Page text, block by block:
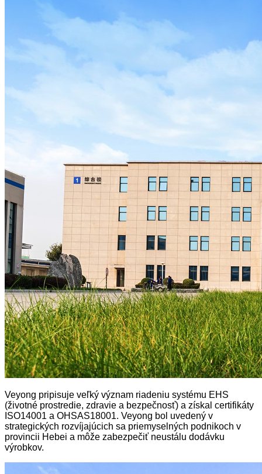
Veyong pripisuje veľký význam riadeniu systému EHS
(životné prostredie, zdravie a bezpečnosť) a získal certifikáty
ISO14001 a OHSAS18001. Veyong bol uvedený v
strategických rozvíjajúcich sa priemyselných podnikoch v
provincii Hebei a môže zabezpečiť neustálu dodávku
výrobkov.